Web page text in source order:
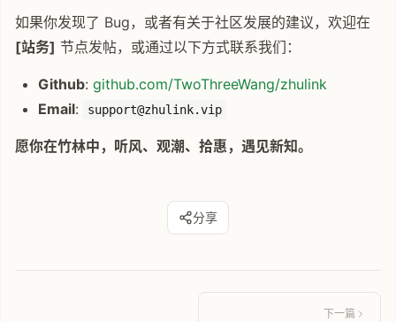
如果你发现了 Bug，或者有关于社区发展的建议，欢迎在
[站务] 节点发帖，或通过以下方式联系我们：
Github: github.com/TwoThreeWang/zhulink
Email: support@zhulink.vip
愿你在竹林中，听风、观潮、拾惠，遇见新知。
分享
下一篇